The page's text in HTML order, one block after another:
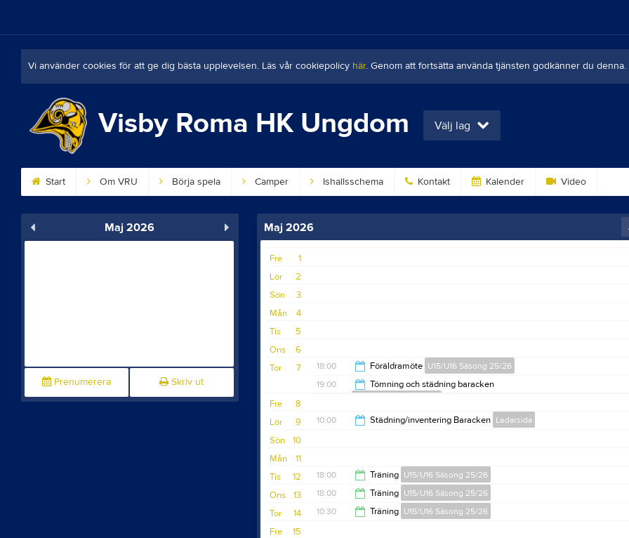
Vi använder cookies för att ge dig bästa upplevelsen. Läs vår cookiepolicy här. Genom att fortsätta använda tjänsten godkänner du denna.
Visby Roma HK Ungdom Välj lag
Start Om VRU Börja spela Camper Ishallsschema Kontakt Kalender Video
Maj 2026
Prenumerera Skriv ut
Maj 2026
1
Fre
2
Lör
3
Sön
4
Mån
5
Tis
6
Ons
7
Tor 18:00 Föräldramöte U15/U16 Säsong 25/26
19:00
Tömning och städning baracken
20:00
8
Fre
9
Lör 10:00 Städning/inventering Baracken Ledarsida
10
Sön
11
Mån
12
Tis 18:00 Träning U15/U16 Säsong 25/26
19:00
13
Ons 18:00 Träning U15/U16 Säsong 25/26
14
Tor 10:30 Träning U15/U16 Säsong 25/26
15
Fre